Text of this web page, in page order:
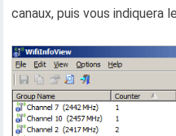
canaux, puis vous indiquera